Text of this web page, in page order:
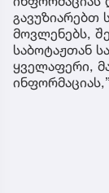
გავუზიარებთ
მოვლენებს,
საბოტაჟთან
ყველაფერი,